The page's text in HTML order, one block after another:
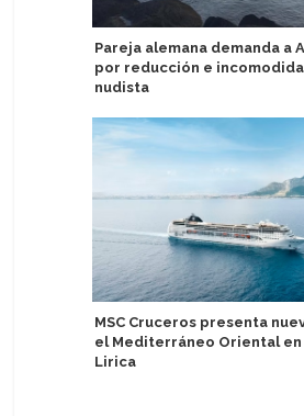
Pareja alemana demanda a
por reducción e
nudista
MSC Cruceros presenta
el Mediterráneo Oriental en
Lirica